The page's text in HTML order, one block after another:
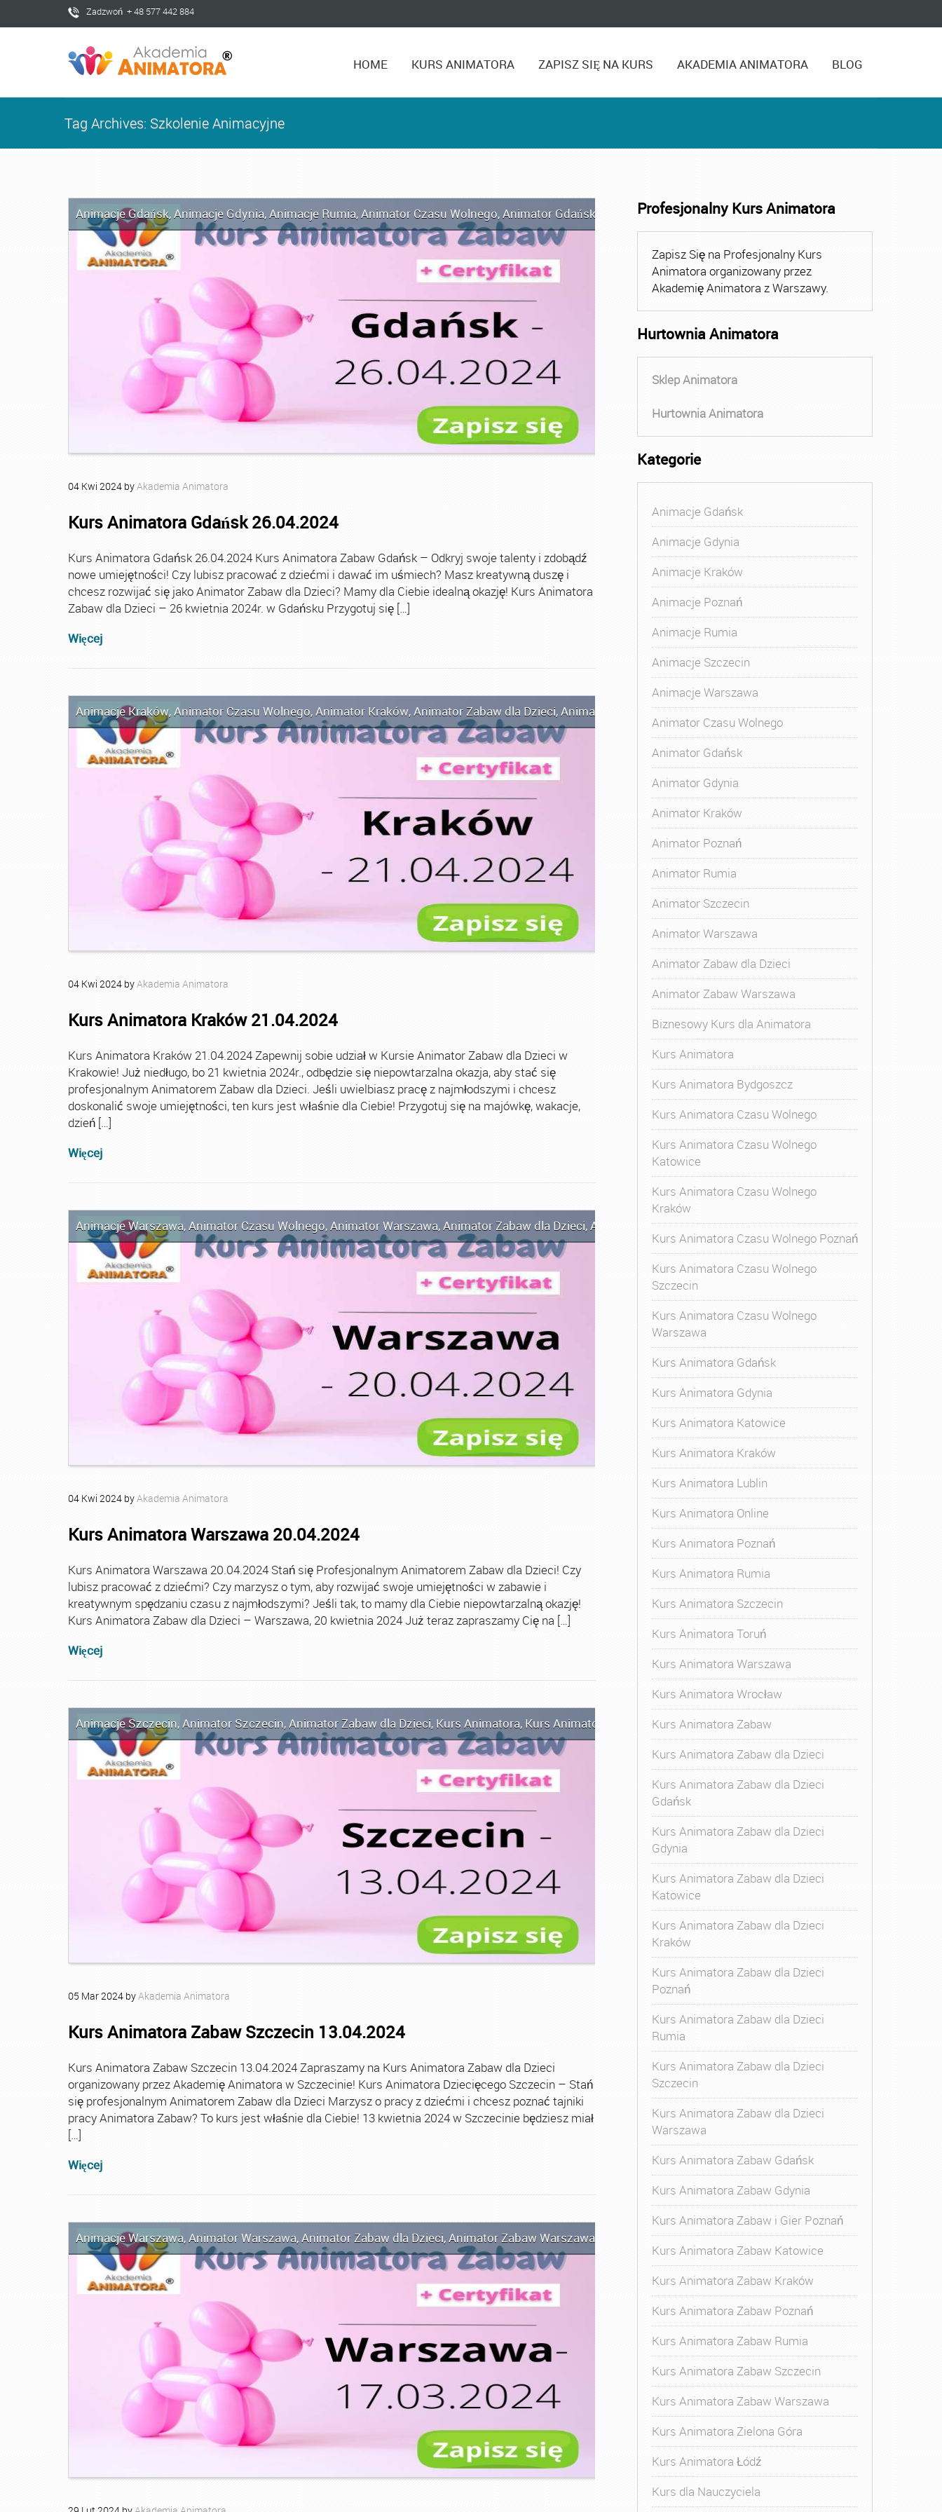
Zadzwoń + 48 577 442 884
HOME KURS ANIMATORA ZAPISZ SIĘ NA KURS AKADEMIA ANIMATORA BLOG
Tag Archives: Szkolenie Animacyjne
Animacje Gdańsk,Animacje Gdynia,Animacje Rumia,Animator Czasu Wolnego,Animator Gdańsk Animator Gdynia,Animator Rumia,Animator Zabaw dla Dzieci
04 Kwi 2024 byAkademia Animatora
Kurs Animatora Gdańsk 26.04.2024
Kurs Animatora Gdańsk 26.04.2024 Kurs Animatora Zabaw Gdańsk – Odkryj swoje talenty i zdobądź
nowe umiejętności! Czy lubisz pracować z dziećmi i dawać im uśmiech? Masz kreatywną duszę i
chcesz rozwijać się jako Animator Zabaw dla Dzieci? Mamy dla Ciebie idealną okazję! Kurs Animatora
Zabaw dla Dzieci – 26 kwietnia 2024r. w Gdańsku Przygotuj się […]
Więcej
Animacje Kraków,Animator Czasu Wolnego,Animator Kraków,Animator Zabaw dla Dzieci,Animator Zabaw Warszawa,Biznesowy Kurs dla Animatora
04 Kwi 2024 byAkademia Animatora
Kurs Animatora Kraków 21.04.2024
Kurs Animatora Kraków 21.04.2024 Zapewnij sobie udział w Kursie Animator Zabaw dla Dzieci w
Krakowie! Już niedługo, bo 21 kwietnia 2024r., odbędzie się niepowtarzalna okazja, aby stać się
profesjonalnym Animatorem Zabaw dla Dzieci. Jeśli uwielbiasz pracę z najmłodszymi i chcesz
doskonalić swoje umiejętności, ten kurs jest właśnie dla Ciebie! Przygotuj się na majówkę, wakacje,
dzień […]
Więcej
Animacje Warszawa,Animator Czasu Wolnego,Animator Warszawa,Animator Zabaw dla Dzieci,Animator Zabaw Warszawa,Kurs Animatora,Kurs Animatora
04 Kwi 2024 byAkademia Animatora
Kurs Animatora Warszawa 20.04.2024
Kurs Animatora Warszawa 20.04.2024 Stań się Profesjonalnym Animatorem Zabaw dla Dzieci! Czy
lubisz pracować z dziećmi? Czy marzysz o tym, aby rozwijać swoje umiejętności w zabawie i
kreatywnym spędzaniu czasu z najmłodszymi? Jeśli tak, to mamy dla Ciebie niepowtarzalną okazję!
Kurs Animatora Zabaw dla Dzieci – Warszawa, 20 kwietnia 2024 Już teraz zapraszamy Cię na […]
Więcej
Animacje Szczecin,Animator Szczecin,Animator Zabaw dla Dzieci, Kurs Animatora, Kurs Animatora Czasu Wolnego,Kurs Animatora Czasu Wolnego Szczecin
05 Mar2024 byAkademia Animatora
Kurs Animatora Zabaw Szczecin 13.04.2024
Kurs Animatora Zabaw Szczecin 13.04.2024 Zapraszamy na Kurs Animatora Zabaw dla Dzieci
organizowany przez Akademię Animatora w Szczecinie! Kurs Animatora Dziecięcego Szczecin – Stań
się profesjonalnym Animatorem Zabaw dla Dzieci Marzysz o pracy z dziećmi i chcesz poznać tajniki
pracy Animatora Zabaw? To kurs jest właśnie dla Ciebie! 13 kwietnia 2024 w Szczecinie będziesz miał
[…]
Więcej
Animacje Warszawa,Animator Warszawa,Animator Zabaw dla Dzieci,Animator Zabaw Warszawa Kurs Animatora,Kurs Animatora Czasu Wolnego
Profesjonalny Kurs Animatora
Zapisz Się na Profesjonalny Kurs
Animatora organizowany przez
Akademię Animatora z Warszawy.
Hurtownia Animatora
Sklep Animatora
Hurtownia Animatora
Kategorie
Animacje Gdańsk
Animacje Gdynia
Animacje Kraków
Animacje Poznań
Animacje Rumia
Animacje Szczecin
Animacje Warszawa
Animator Czasu Wolnego
Animator Gdańsk
Animator Gdynia
Animator Kraków
Animator Poznań
Animator Rumia
Animator Szczecin
Animator Warszawa
Animator Zabaw dla Dzieci
Animator Zabaw Warszawa
Biznesowy Kurs dla Animatora
Kurs Animatora
Kurs Animatora Bydgoszcz
Kurs Animatora Czasu Wolnego
Kurs Animatora Czasu Wolnego
Katowice
Kurs Animatora Czasu Wolnego
Kraków
Kurs Animatora Czasu Wolnego Poznań
Kurs Animatora Czasu Wolnego
Szczecin
Kurs Animatora Czasu Wolnego
Warszawa
Kurs Animatora Gdańsk
Kurs Animatora Gdynia
Kurs Animatora Katowice
Kurs Animatora Kraków
Kurs Animatora Lublin
Kurs Animatora Online
Kurs Animatora Poznań
Kurs Animatora Rumia
Kurs Animatora Szczecin
Kurs Animatora Toruń
Kurs Animatora Warszawa
Kurs Animatora Wrocław
Kurs Animatora Zabaw
Kurs Animatora Zabaw dla Dzieci
Kurs Animatora Zabaw dla Dzieci
Gdańsk
Kurs Animatora Zabaw dla Dzieci
Gdynia
Kurs Animatora Zabaw dla Dzieci
Katowice
Kurs Animatora Zabaw dla Dzieci
Kraków
Kurs Animatora Zabaw dla Dzieci
Poznań
Kurs Animatora Zabaw dla Dzieci
Rumia
Kurs Animatora Zabaw dla Dzieci
Szczecin
Kurs Animatora Zabaw dla Dzieci
Warszawa
Kurs Animatora Zabaw Gdańsk
Kurs Animatora Zabaw Gdynia
Kurs Animatora Zabaw i Gier Poznań
Kurs Animatora Zabaw Katowice
Kurs Animatora Zabaw Kraków
Kurs Animatora Zabaw Poznań
Kurs Animatora Zabaw Rumia
Kurs Animatora Zabaw Szczecin
Kurs Animatora Zabaw Warszawa
Kurs Animatora Zielona Góra
Kurs Animatora Łódź
Kurs dla Nauczyciela